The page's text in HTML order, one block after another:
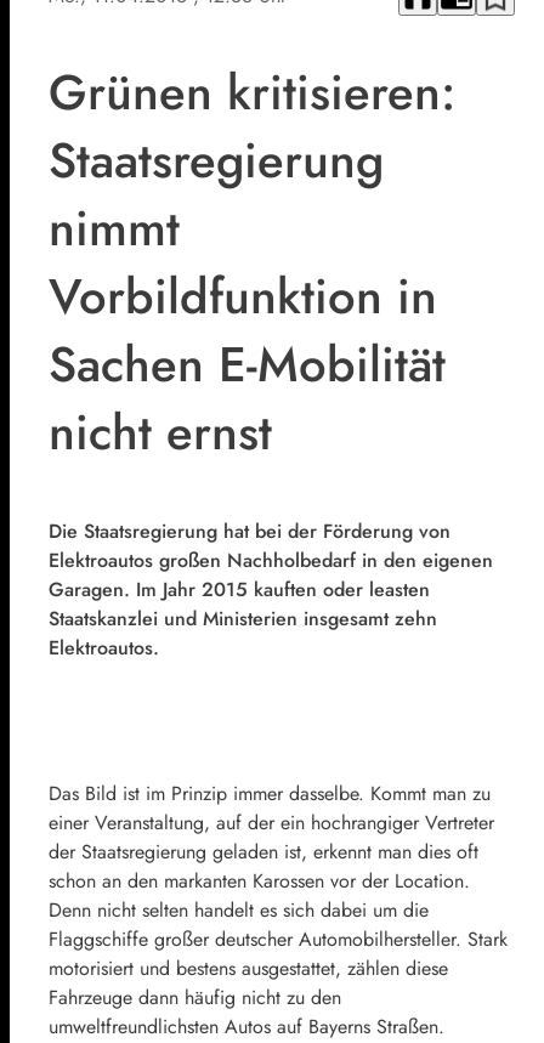
Grünen kritisieren:
Staatsregierung
nimmt
Vorbildfunktion in
Sachen E-Mobilität
nicht ernst
Die Staatsregierung hat bei der Förderung von
Elektroautos großen Nachholbedarf in den eigenen
Garagen. Im Jahr 2015 kauften oder leasten
Staatskanzlei und Ministerien insgesamt zehn
Elektroautos.
Das Bild ist im Prinzip immer dasselbe. Kommt man zu
einer Veranstaltung, auf der ein hochrangiger Vertreter
der Staatsregierung geladen ist, erkennt man dies oft
schon an den markanten Karossen vor der Location.
Denn nicht selten handelt es sich dabei um die
Flaggschiffe großer deutscher Automobilhersteller. Stark
motorisiert und bestens ausgestattet, zählen diese
Fahrzeuge dann häufig nicht zu den
umweltfreundlichsten Autos auf Bayerns Straßen.